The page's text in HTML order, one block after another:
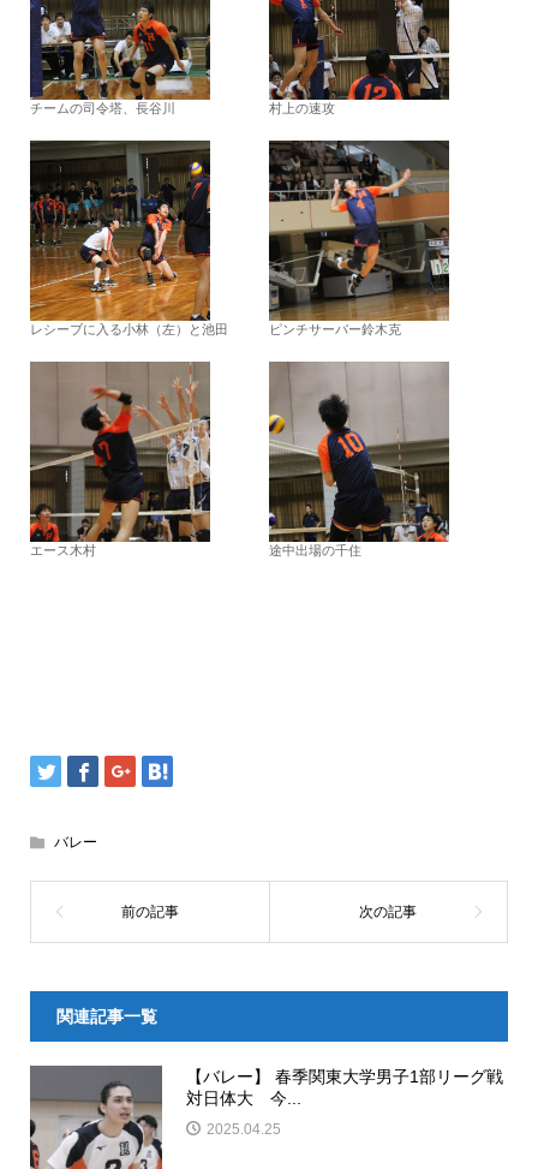
チームの司令塔、長谷川 村上の速攻
レシーブに入る小林（左）と池田 ピンチサーバー鈴木克
エース木村 途中出場の千住
バレー
関連記事一覧
【バレー】 春季関東大学男子1部リーグ戦
対日体大 今...
2025.04.25